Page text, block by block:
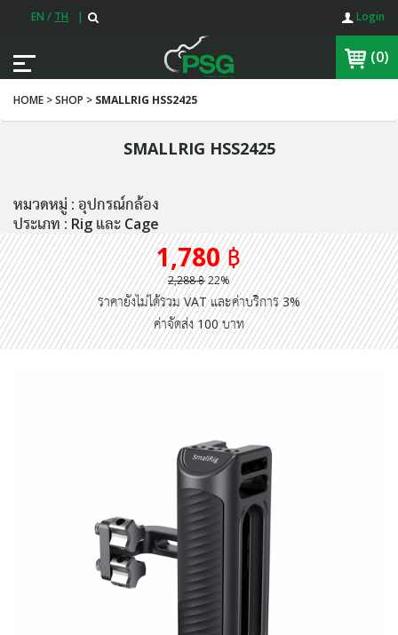
EN / TH | Login
(0)
HOME > SHOP > SMALLRIG HSS2425
SMALLRIG HSS2425
หมวดหมู่ : อุปกรณ์กล้อง
ประเภท : Rig และ Cage
1,780 ฿
2,288 ฿22%
ราคายังไม่ได้รวม VAT และค่าบริการ 3%
ค่าจัดส่ง 100 บาท